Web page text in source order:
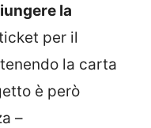
la
per il
la carta
è però
–